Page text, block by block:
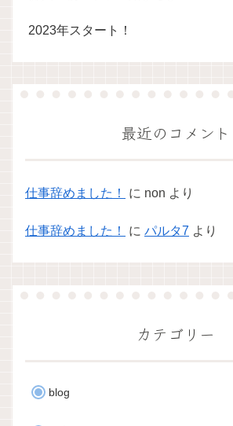
2023年スタート！
最近のコメント
仕事辞めました！ に non より
仕事辞めました！ に パルタ7 より
カテゴリー
blog